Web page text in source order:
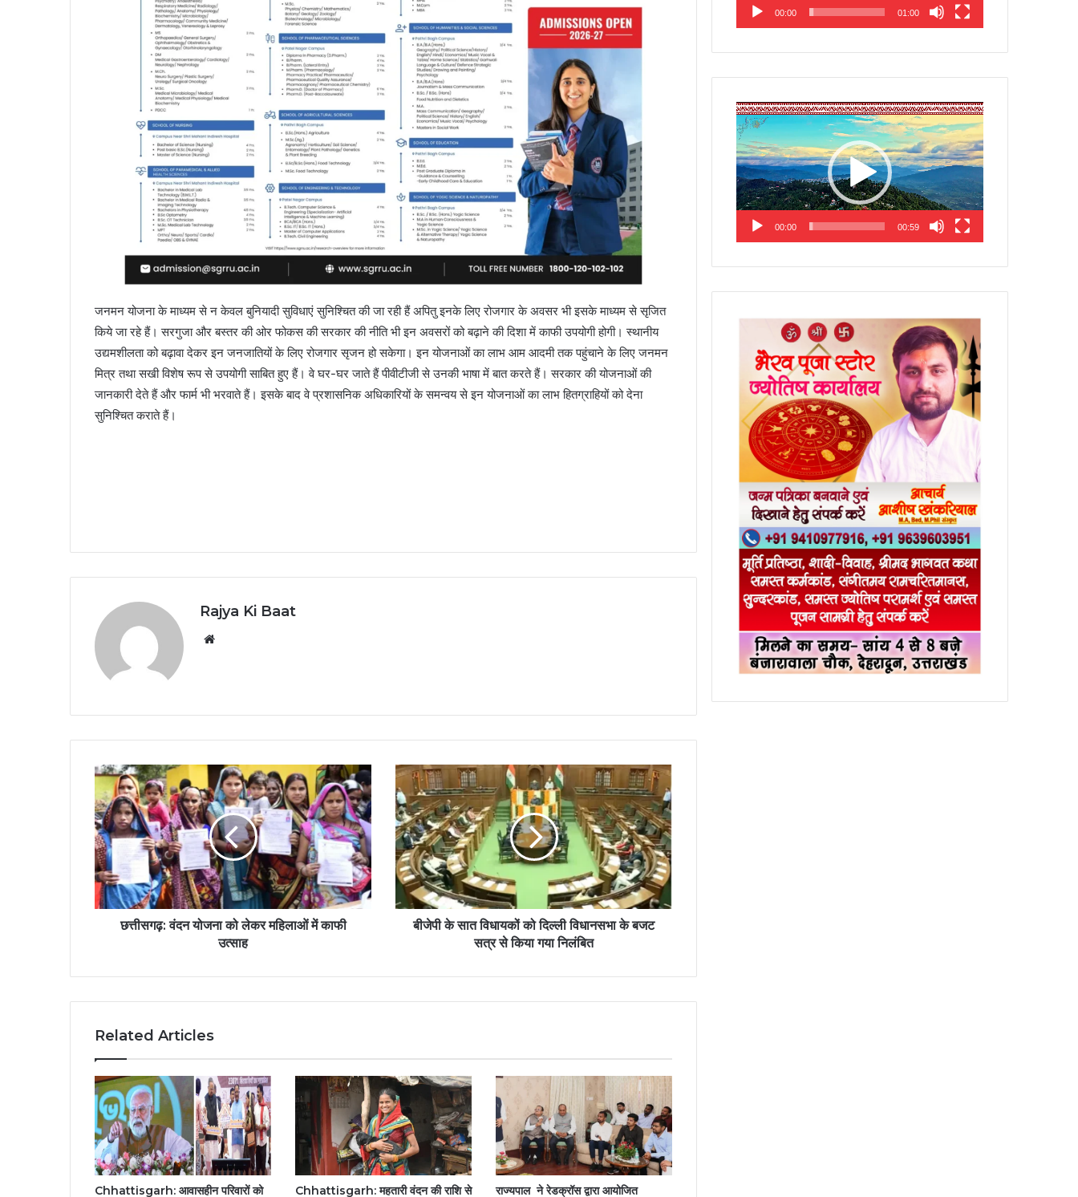
जनमन योजना के माध्यम से न केवल बुनियादी सुविधाएं सुनिश्चित की जा रही हैं अपितु इनके लिए रोजगार के अवसर भी इसके माध्यम से सृजित
किये जा रहे हैं। सरगुजा और बस्तर की ओर फोकस की सरकार की नीति भी इन अवसरों को बढ़ाने की दिशा में काफी उपयोगी होगी। स्थानीय
उद्यमशीलता को बढ़ावा देकर इन जनजातियों के लिए रोजगार सृजन हो सकेगा। इन योजनाओं का लाभ आम आदमी तक पहुंचाने के लिए जनमन
मित्र तथा सखी विशेष रूप से उपयोगी साबित हुए हैं। वे घर-घर जाते हैं पीवीटीजी से उनकी भाषा में बात करते हैं। सरकार की योजनाओं की
जानकारी देते हैं और फार्म भी भरवाते हैं। इसके बाद वे प्रशासनिक अधिकारियों के समन्वय से इन योजनाओं का लाभ हितग्राहियों को देना
सुनिश्चित कराते हैं।
Rajya Ki Baat
छत्तीसगढ़: वंदन योजना को लेकर महिलाओं में काफी
उत्साह
बीजेपी के सात विधायकों को दिल्ली विधानसभा के बजट
सत्र से किया गया निलंबित
Related Articles
Chhattisgarh: आवासहीन परिवारों को Chhattisgarh: महतारी वंदन की राशि से राज्यपाल ने रेडक्रॉस द्वारा आयोजित
00:00 01:00
Video
Player
00:00 00:59